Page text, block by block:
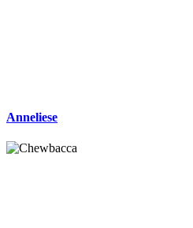
Anneliese